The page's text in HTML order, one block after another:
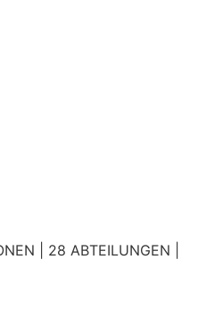
| 28 ABTEILUNGEN |